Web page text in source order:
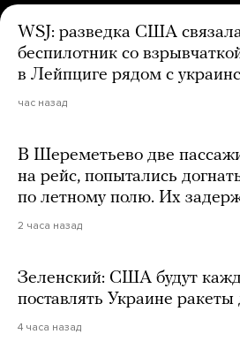
WSJ: разведка США
беспилотник со
в Лейпциге рядом с
час назад
В Шереметьево две
на рейс, попытались
по летному полю. Их
2 часа назад
Зеленский: США будут
поставлять Украине
4 часа назад